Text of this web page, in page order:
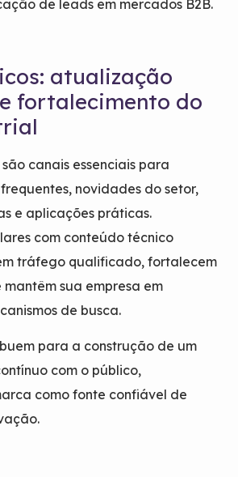
de leads em mercados B2B.
atualização
fortalecimento do
canais essenciais para
novidades do setor,
e aplicações práticas.
com conteúdo técnico
tráfego qualificado, fortalecem
mantêm sua empresa em
de busca.
para a construção de um
com o público,
como fonte confiável de